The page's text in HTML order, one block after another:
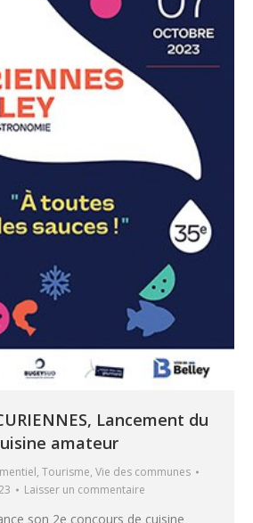
Lancement du
amateur
, Tourisme, Vie des communes
Laisser un commentaire
son 2e concours de cuisine